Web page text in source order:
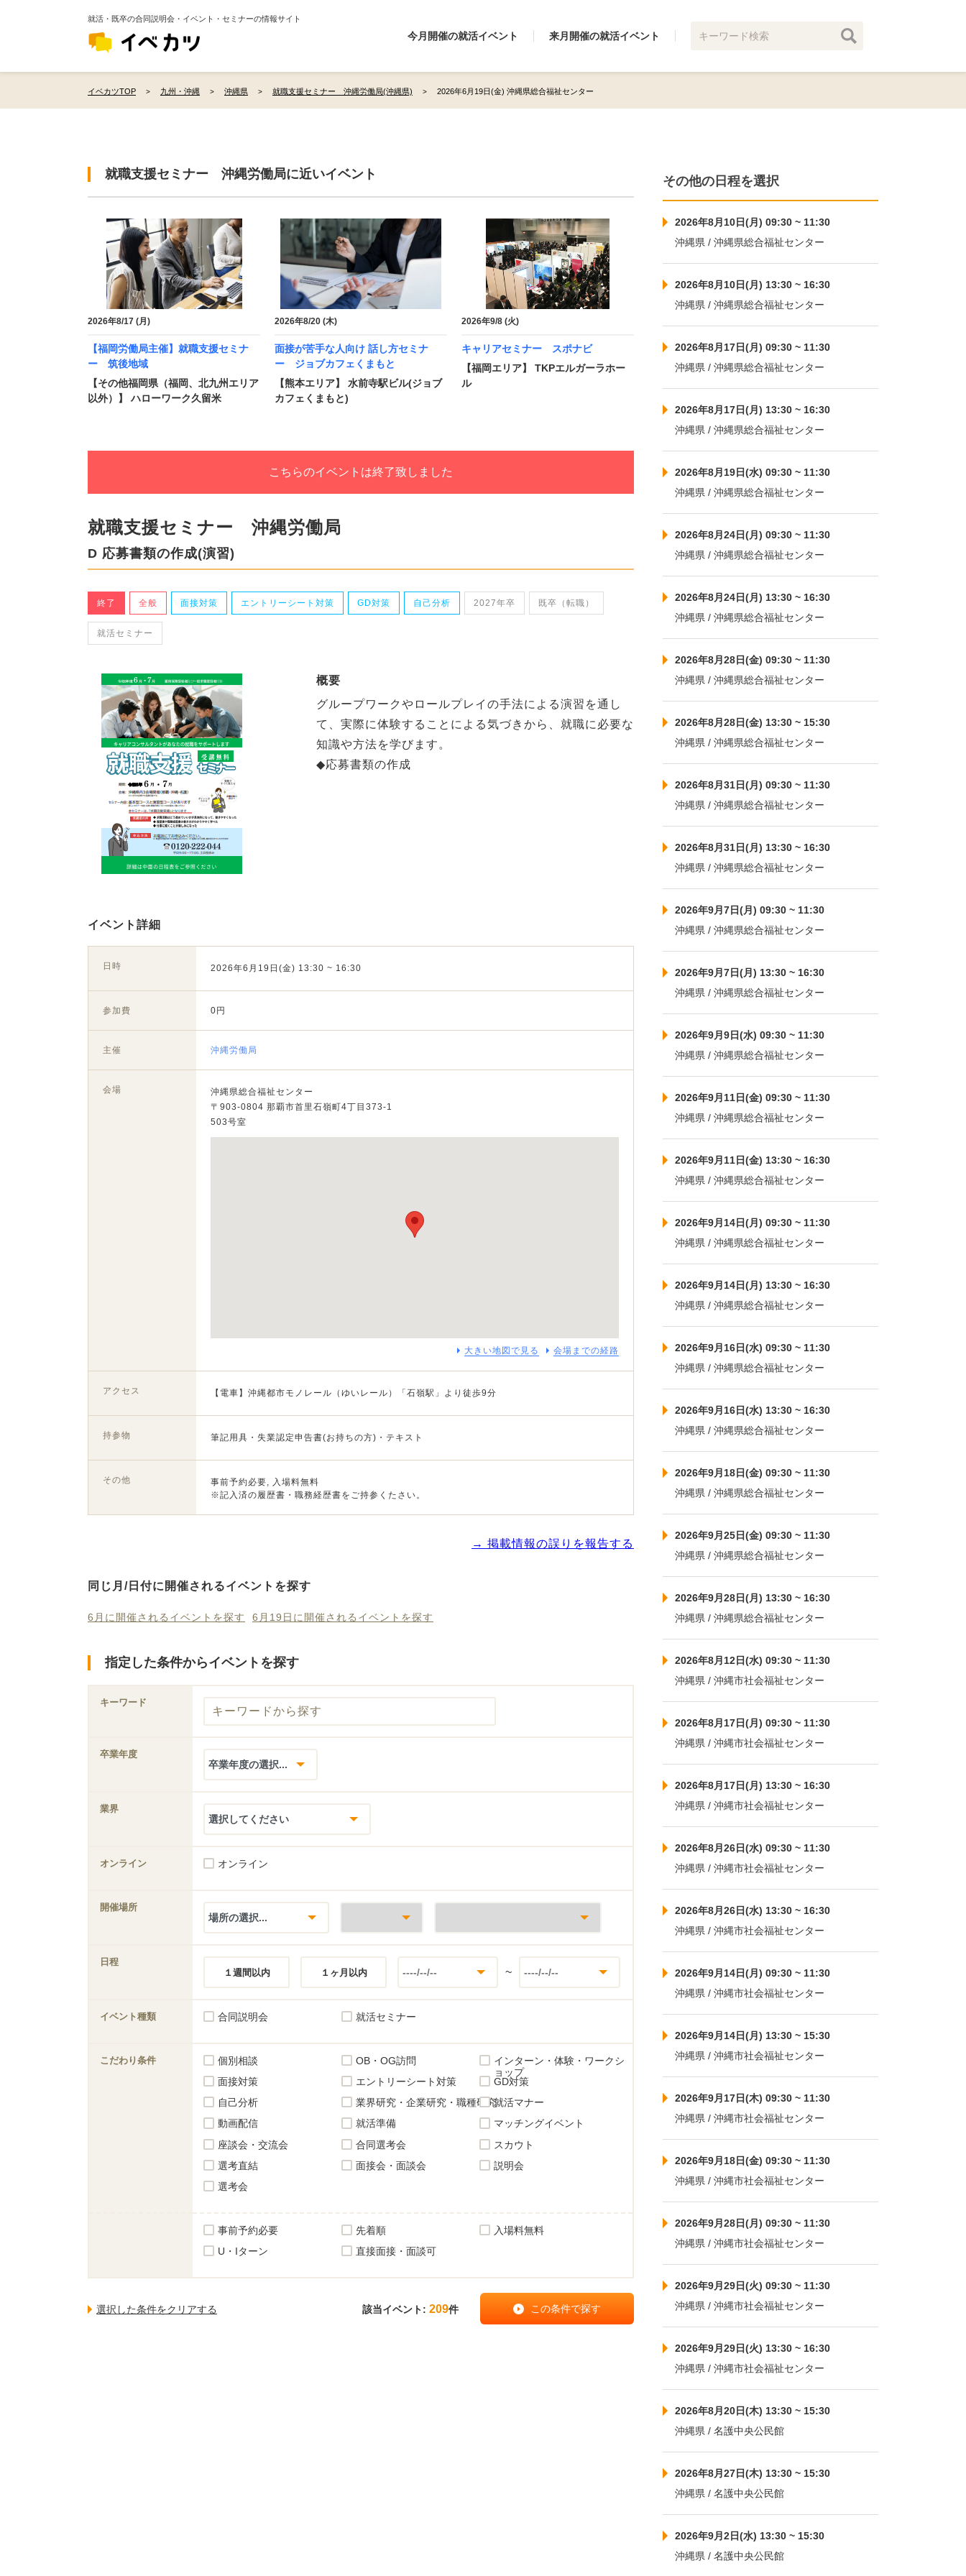
就活・既卒の合同説明会・イベント・セミナーの情報サイト
今月開催の就活イベント 来月開催の就活イベント
イベカツTOP 九州・沖縄 沖縄県 就職支援セミナー 沖縄労働局(沖縄県) 2026年6月19日(金) 沖縄県総合福祉センター
就職支援セミナー 沖縄労働局に近いイベント
2026年8/17 (月)
【福岡労働局主催】就職支援セミナ
ー 筑後地域
【その他福岡県（福岡、北九州エリア
以外）】 ハローワーク久留米
2026年8/20 (木)
面接が苦手な人向け 話し方セミナ
ー ジョブカフェくまもと
【熊本エリア】 水前寺駅ビル(ジョブ
カフェくまもと)
2026年9/8 (火)
キャリアセミナー スポナビ
【福岡エリア】 TKPエルガーラホー
ル
こちらのイベントは終了致しました
就職支援セミナー 沖縄労働局
D 応募書類の作成(演習)
終了 全般 面接対策 エントリーシート対策 GD対策 自己分析 2027年卒 既卒（転職）
就活セミナー
概要
グループワークやロールプレイの手法による演習を通し
て、実際に体験することによる気づきから、就職に必要な
知識や方法を学びます。
◆応募書類の作成
イベント詳細
日時 2026年6月19日(金) 13:30 ~ 16:30
参加費 0円
主催 沖縄労働局
会場
沖縄県総合福祉センター
〒903-0804 那覇市首里石嶺町4丁目373-1
503号室
大きい地図で見る 会場までの経路
アクセス 【電車】沖縄都市モノレール（ゆいレール）「石嶺駅」より徒歩9分
持参物 筆記用具・失業認定申告書(お持ちの方)・テキスト
その他
事前予約必要, 入場料無料
※記入済の履歴書・職務経歴書をご持参くたさい。
→ 掲載情報の誤りを報告する
同じ月/日付に開催されるイベントを探す
6月に開催されるイベントを探す 6月19日に開催されるイベントを探す
指定した条件からイベントを探す
キーワード
卒業年度
業界
オンライン オンライン
開催場所
日程
１週間以内
１ヶ月以内 ~
イベント種類 合同説明会 就活セミナー
こだわり条件 個別相談 OB・OG訪問
インターン・体験・ワークシ
ョップ
面接対策
エントリーシート対策
GD対策
自己分析
業界研究・企業研究・職種研究就活マナー
動画配信
就活準備
マッチングイベント
座談会・交流会
合同選考会
スカウト
選考直結
面接会・面談会
説明会
選考会
事前予約必要 先着順
入場料無料
U・Iターン
直接面接・面談可
該当イベント: 209件
その他の日程を選択
2026年8月10日(月) 09:30 ~ 11:30
沖縄県 / 沖縄県総合福祉センター
2026年8月10日(月) 13:30 ~ 16:30
沖縄県 / 沖縄県総合福祉センター
2026年8月17日(月) 09:30 ~ 11:30
沖縄県 / 沖縄県総合福祉センター
2026年8月17日(月) 13:30 ~ 16:30
沖縄県 / 沖縄県総合福祉センター
2026年8月19日(水) 09:30 ~ 11:30
沖縄県 / 沖縄県総合福祉センター
2026年8月24日(月) 09:30 ~ 11:30
沖縄県 / 沖縄県総合福祉センター
2026年8月24日(月) 13:30 ~ 16:30
沖縄県 / 沖縄県総合福祉センター
2026年8月28日(金) 09:30 ~ 11:30
沖縄県 / 沖縄県総合福祉センター
2026年8月28日(金) 13:30 ~ 15:30
沖縄県 / 沖縄県総合福祉センター
2026年8月31日(月) 09:30 ~ 11:30
沖縄県 / 沖縄県総合福祉センター
2026年8月31日(月) 13:30 ~ 16:30
沖縄県 / 沖縄県総合福祉センター
2026年9月7日(月) 09:30 ~ 11:30
沖縄県 / 沖縄県総合福祉センター
2026年9月7日(月) 13:30 ~ 16:30
沖縄県 / 沖縄県総合福祉センター
2026年9月9日(水) 09:30 ~ 11:30
沖縄県 / 沖縄県総合福祉センター
2026年9月11日(金) 09:30 ~ 11:30
沖縄県 / 沖縄県総合福祉センター
2026年9月11日(金) 13:30 ~ 16:30
沖縄県 / 沖縄県総合福祉センター
2026年9月14日(月) 09:30 ~ 11:30
沖縄県 / 沖縄県総合福祉センター
2026年9月14日(月) 13:30 ~ 16:30
沖縄県 / 沖縄県総合福祉センター
2026年9月16日(水) 09:30 ~ 11:30
沖縄県 / 沖縄県総合福祉センター
2026年9月16日(水) 13:30 ~ 16:30
沖縄県 / 沖縄県総合福祉センター
2026年9月18日(金) 09:30 ~ 11:30
沖縄県 / 沖縄県総合福祉センター
2026年9月25日(金) 09:30 ~ 11:30
沖縄県 / 沖縄県総合福祉センター
2026年9月28日(月) 13:30 ~ 16:30
沖縄県 / 沖縄県総合福祉センター
2026年8月12日(水) 09:30 ~ 11:30
沖縄県 / 沖縄市社会福祉センター
2026年8月17日(月) 09:30 ~ 11:30
沖縄県 / 沖縄市社会福祉センター
2026年8月17日(月) 13:30 ~ 16:30
沖縄県 / 沖縄市社会福祉センター
2026年8月26日(水) 09:30 ~ 11:30
沖縄県 / 沖縄市社会福祉センター
2026年8月26日(水) 13:30 ~ 16:30
沖縄県 / 沖縄市社会福祉センター
2026年9月14日(月) 09:30 ~ 11:30
沖縄県 / 沖縄市社会福祉センター
2026年9月14日(月) 13:30 ~ 15:30
沖縄県 / 沖縄市社会福祉センター
2026年9月17日(木) 09:30 ~ 11:30
沖縄県 / 沖縄市社会福祉センター
2026年9月18日(金) 09:30 ~ 11:30
沖縄県 / 沖縄市社会福祉センター
2026年9月28日(月) 09:30 ~ 11:30
沖縄県 / 沖縄市社会福祉センター
2026年9月29日(火) 09:30 ~ 11:30
沖縄県 / 沖縄市社会福祉センター
2026年9月29日(火) 13:30 ~ 16:30
沖縄県 / 沖縄市社会福祉センター
2026年8月20日(木) 13:30 ~ 15:30
沖縄県 / 名護中央公民館
2026年8月27日(木) 13:30 ~ 15:30
沖縄県 / 名護中央公民館
2026年9月2日(水) 13:30 ~ 15:30
沖縄県 / 名護中央公民館